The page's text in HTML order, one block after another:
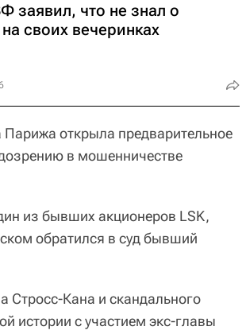
заявил, что не знал о
на своих вечеринках
Парижа открыла предварительное
в мошенничестве
из бывших акционеров LSK,
обратился в суд бывший
Стросс-Кана и скандального
истории с участием экс-главы